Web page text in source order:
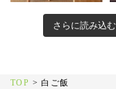
さらに読み込む
TOP >白ご飯